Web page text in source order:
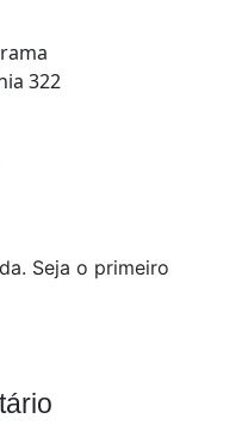
Seja o primeiro